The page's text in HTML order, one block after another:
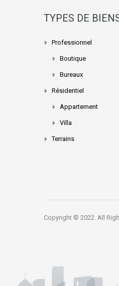
TYPES DE
Professionnel
Boutique
Bureaux
Résidentiel
Appartement
Villa
Terrains
Copyright © 2022. All